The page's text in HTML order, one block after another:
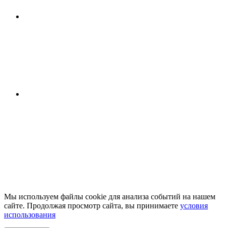
Мы используем файлы cookie для анализа событий на нашем
сайте. Продолжая просмотр сайта, вы принимаете условия
использования